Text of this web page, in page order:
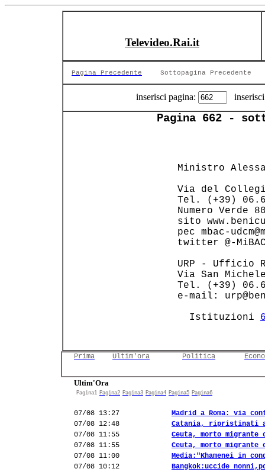
Televideo.Rai.it
Pagina Precedente Sottopagina Precedente
inserisci pagina:
Pagina 662 -
Ministro
Via del Collegio
Tel.
Numero
sito
pec mbac-
twitter
URP - Ufficio
Via San
Tel. (+39)
e-mail:
   Istituzioni
Prima Ultim'ora Politica
Ultim'Ora
Pagina1 Pagina2 Pagina3 Pagina4 Pagina5 Pagina6
07/08 13:27
Madrid a Roma: via
07/08 12:48
Catania, ripristinati
07/08 11:55
Ceuta, morto migrante
07/08 11:55
Ceuta, morto migrante
07/08 11:00
Media:"Khamenei in
07/08 10:12
Bangkok:uccide